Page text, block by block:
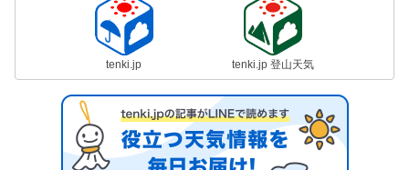
tenki.jp tenki.jp 登山天気